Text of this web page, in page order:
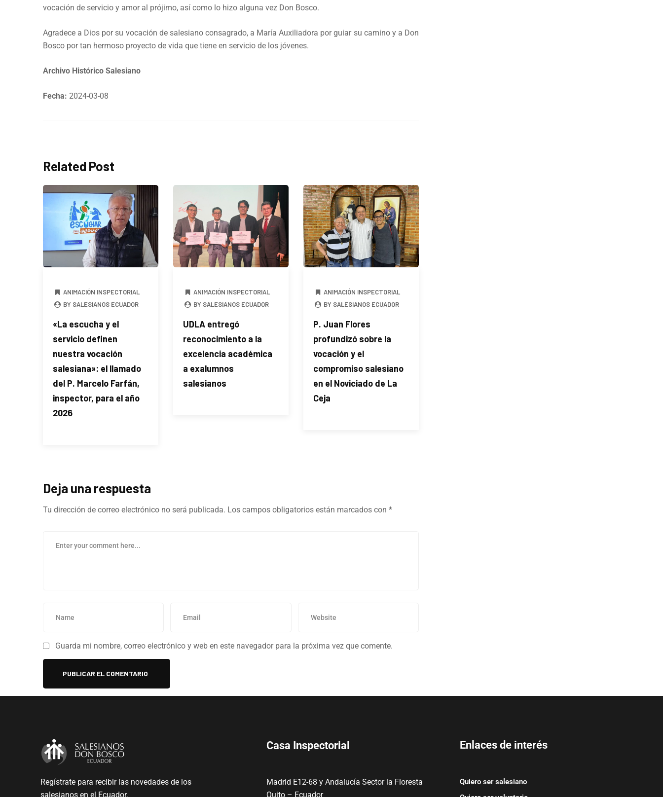
vocación de servicio y amor al prójimo, así como lo hizo alguna vez Don Bosco.
Agradece a Dios por su vocación de salesiano consagrado, a María Auxiliadora por guiar su camino y a Don
Bosco por tan hermoso proyecto de vida que tiene en servicio de los jóvenes.
Archivo Histórico Salesiano
Fecha: 2024-03-08
Related Post
ANIMACIÓN INSPECTORIAL
BY SALESIANOS ECUADOR
«La escucha y el
servicio definen
nuestra vocación
salesiana»: el llamado
del P. Marcelo Farfán,
inspector, para el año
2026
ANIMACIÓN INSPECTORIAL
BY SALESIANOS ECUADOR
UDLA entregó
reconocimiento a la
excelencia académica
a exalumnos
salesianos
ANIMACIÓN INSPECTORIAL
BY SALESIANOS ECUADOR
P. Juan Flores
profundizó sobre la
vocación y el
compromiso salesiano
en el Noviciado de La
Ceja
Deja una respuesta
Tu dirección de correo electrónico no será publicada. Los campos obligatorios están marcados con *
Guarda mi nombre, correo electrónico y web en este navegador para la próxima vez que comente.
Regístrate para recibir las novedades de los
salesianos en el Ecuador.
Casa Inspectorial
Madrid E12-68 y Andalucía Sector la Floresta
Quito – Ecuador
Enlaces de interés
Quiero ser salesiano